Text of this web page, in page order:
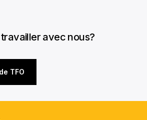
avec nous?
TFO